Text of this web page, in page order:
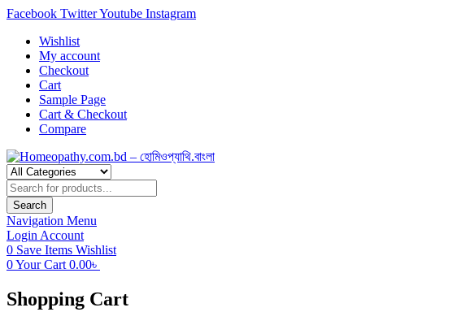
Facebook TwitterYoutube Instagram
Wishlist
My account
Checkout
Cart
Sample Page
Cart & Checkout
Compare
Products
search
Search
Navigation Menu
Login Account
0 Save Items Wishlist
0Your Cart 0.00৳
Shopping Cart